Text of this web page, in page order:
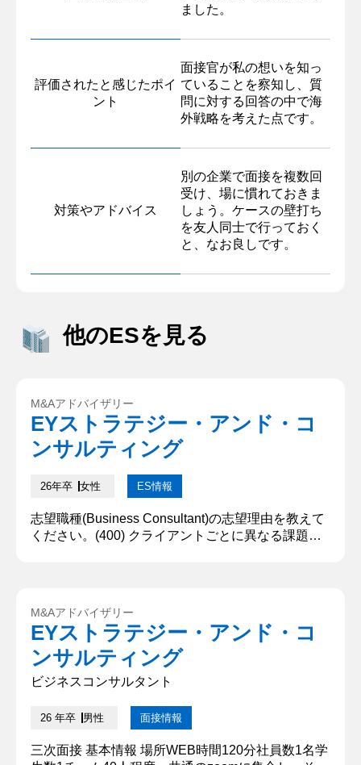
ました。
評価されたと感じたポイ
ント
面接官が私の想いを知っ
ていることを察知し、質
問に対する回答の中で海
外戦略を考えた点です。
対策やアドバイス
別の企業で面接を複数回
受け、場に慣れておきま
しょう。ケースの壁打ち
を友人同士で行っておく
と、なお良しです。
他のESを見る
M&Aアドバイザリー
EYストラテジー・アンド・コ
ンサルティング
26年卒 女性 ES情報
志望職種(Business Consultant)の志望理由を教えて
ください。(400) クライアントごとに異なる課題に
とりの学習目的を丁寧にヒアリングした。その上
で、目的に応じて授業内容や教材を個別に工夫し、
理解...
M&Aアドバイザリー
EYストラテジー・アンド・コ
ンサルティング
ビジネスコンサルタント
26 年卒 男性 面接情報
三次面接 基本情報 場所WEB時間120分社員数1名学